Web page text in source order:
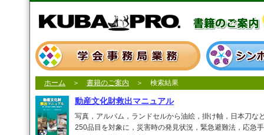
ホーム ＞ 書籍のご案内 ＞ 検索結果
動産文化財救出マニュアル
写真，アルバム，ランドセルから油絵，掛け軸，日本刀な
250品目を対象に，災害時の発見状況，緊急避難法，応急